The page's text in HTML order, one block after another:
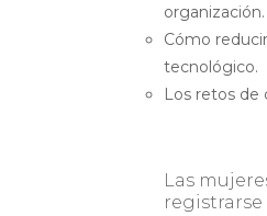
organización.
Cómo
tecnológico.
Los retos de
Las